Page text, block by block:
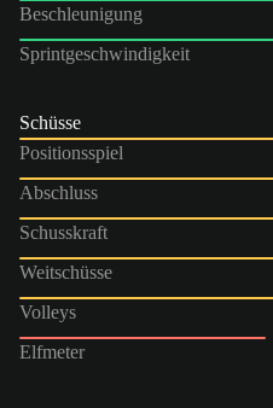
Beschleunigung
Sprintgeschwindigkeit
Schüsse
Positionsspiel
Abschluss
Schusskraft
Weitschüsse
Volleys
Elfmeter